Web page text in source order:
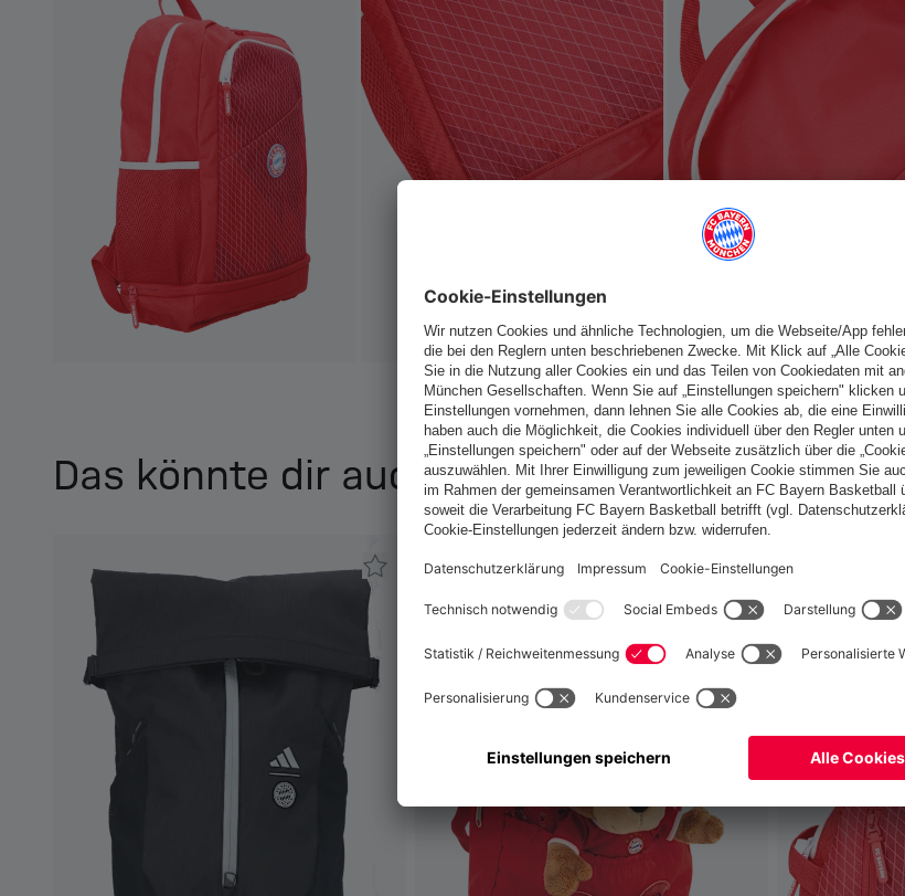
Das könnte dir auch gefallenMöchtest du im Store Österreichbleiben?
Ja,Österreich, um dorthin zu liefern!
, um dorthin zu liefern!